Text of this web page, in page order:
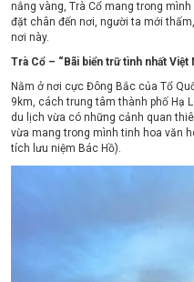
nắng vàng, Trà Cổ mang trong
đặt chân đến nơi, người ta mới
nơi này.
Trà Cổ – “Bãi biển trữ tình nhất Việt
Nằm ở nơi cực Đông Bắc của Tổ
9km, cách trung tâm thành phố Hạ
du lịch vừa có những cảnh quan
vừa mang trong mình tinh hoa văn
tích lưu niệm Bác Hồ).